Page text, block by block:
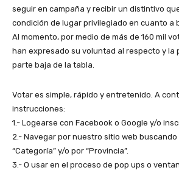
seguir en campaña y recibir un distintivo
condición de lugar privilegiado en cuanto a
Al momento, por medio de más de 160 mil
han expresado su voluntad al respecto y la
parte baja de la tabla.
Votar es simple, rápido y entretenido. A
instrucciones:
1.- Logearse con Facebook o Google y/o
2.- Navegar por nuestro sitio web
“Categoría” y/o por “Provincia”.
3.- O usar en el proceso de pop ups o